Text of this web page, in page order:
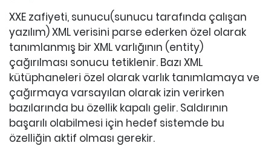
XXE zafiyeti, sunucu(sunucu tarafında çalışan
yazılım) XML verisini parse ederken özel olarak
tanımlanmış bir XML varlığının (entity)
çağırılması sonucu tetiklenir. Bazı XML
kütüphaneleri özel olarak varlık tanımlamaya ve
çağırmaya varsayılan olarak izin verirken
bazılarında bu özellik kapalı gelir. Saldırının
başarılı olabilmesi için hedef sistemde bu
özelliğin aktif olması gerekir.